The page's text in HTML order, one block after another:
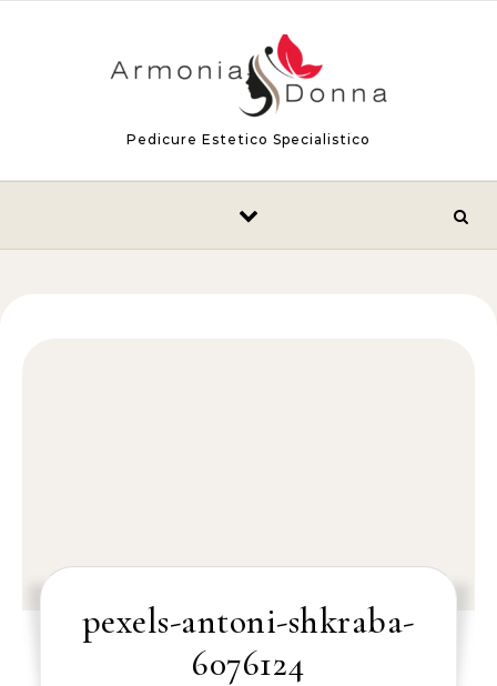
Pedicure Estetico Specialistico
pexels-antoni-shkraba-
6076124